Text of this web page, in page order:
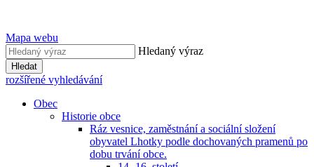
Mapa webu
Hledaný výraz
Hledat
rozšířené vyhledávání
Obec
Historie obce
Ráz vesnice, zaměstnání a sociální složení
obyvatel Lhotky podle dochovaných pramenů po
dobu trvání obce.